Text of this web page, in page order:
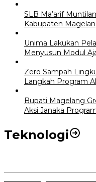
SLB Ma’arif
Kabupaten
Unima Lakukan
Menyusun Modul
Zero Sampah
Langkah Program
Bupati Magelang
Aksi Janaka
Teknologi